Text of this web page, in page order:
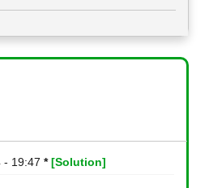
- 19:47 * [Solution]